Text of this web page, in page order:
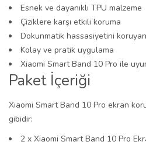
Esnek ve dayanıklı TPU malzeme
Çiziklere karşı etkili koruma
Dokunmatik hassasiyetini koruyan
Kolay ve pratik uygulama
Xiaomi Smart Band 10 Pro ile
Paket İçeriği
Xiaomi Smart Band 10 Pro ekran
gibidir:
2 x Xiaomi Smart Band 10 Pro